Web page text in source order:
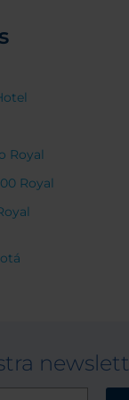
Royal
Royal